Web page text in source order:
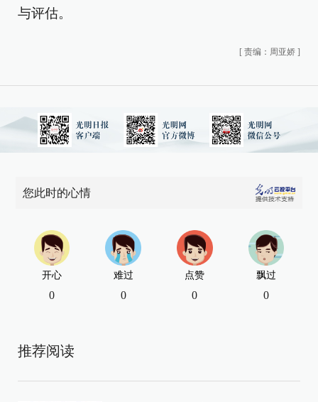
与评估。
[ 责编：周亚娇 ]
您此时的心情
开心
0
难过
0
点赞
0
飘过
0
推荐阅读